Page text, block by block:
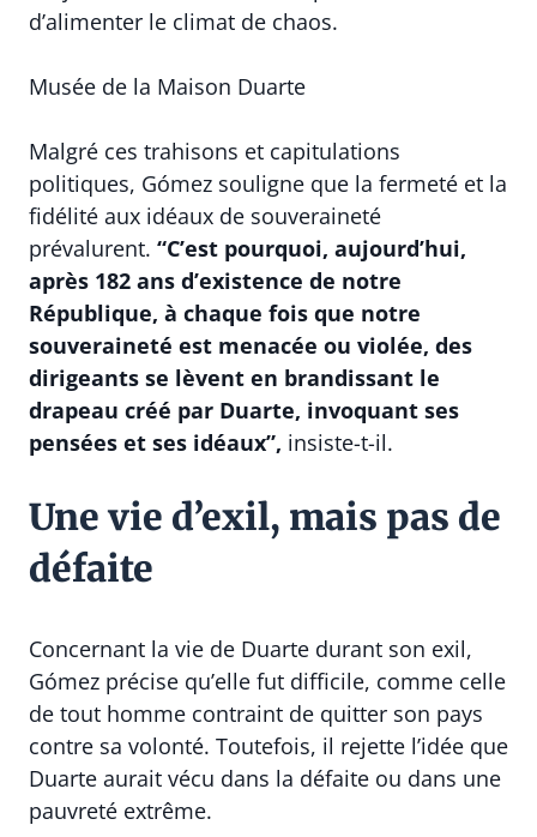
d’alimenter le climat de chaos.
Musée de la Maison Duarte
Malgré ces trahisons et capitulations
politiques, Gómez souligne que la fermeté et la
fidélité aux idéaux de souveraineté
prévalurent. “C’est pourquoi, aujourd’hui,
après 182 ans d’existence de notre
République, à chaque fois que notre
souveraineté est menacée ou violée, des
dirigeants se lèvent en brandissant le
drapeau créé par Duarte, invoquant ses
pensées et ses idéaux”, insiste-t-il.
Une vie d’exil, mais pas de
défaite
Concernant la vie de Duarte durant son exil,
Gómez précise qu’elle fut difficile, comme celle
de tout homme contraint de quitter son pays
contre sa volonté. Toutefois, il rejette l’idée que
Duarte aurait vécu dans la défaite ou dans une
pauvreté extrême.